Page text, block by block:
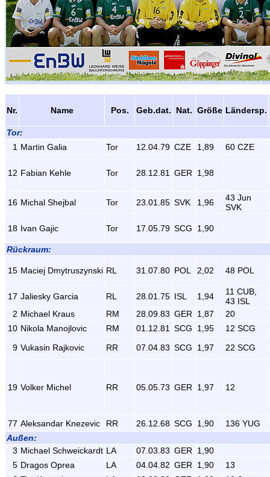
Nr. Name Pos. Geb.dat. Nat. Größe Ländersp.
Tor:
1 Martin Galia Tor 12.04.79 CZE 1,89 60 CZE
12 Fabian Kehle Tor 28.12.81 GER 1,98
16 Michal Shejbal Tor 23.01.85 SVK 1,96
43 Jun
SVK
18 Ivan Gajic Tor 17.05.79 SCG 1,90
Rückraum:
15 Maciej Dmytruszynski RL 31.07.80 POL 2,02 48 POL
17 Jaliesky Garcia RL 28.01.75 ISL 1,94
11 CUB,
43 ISL
2 Michael Kraus RM 28.09.83 GER 1,87
20
10 Nikola Manojlovic RM 01.12.81 SCG 1,95
12 SCG
9 Vukasin Rajkovic RR 07.04.83 SCG 1,97 22 SCG
19 Volker Michel RR 05.05.73 GER 1,97 12
77 Aleksandar Knezevic RR 26.12.68 SCG 1,90
136 YUG
Außen:
3 Michael Schweickardt LA 07.03.83 GER
1,90
5 Dragos Oprea LA 04.04.82 GER 1,90
13